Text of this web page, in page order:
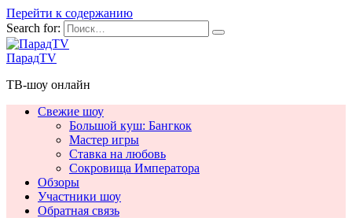
Перейти к содержанию
Search for:
ПарадTV
ТВ-шоу онлайн
Свежие шоу
Большой куш: Бангкок
Мастер игры
Ставка на любовь
Сокровища Императора
Обзоры
Участники шоу
Обратная связь